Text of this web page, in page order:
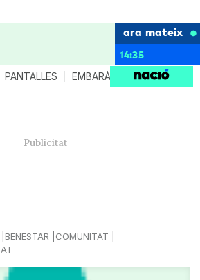
ara mateix
14:35
PANTALLES EMBARÀS CRIANÇA
BENESTAR
COMUNITAT